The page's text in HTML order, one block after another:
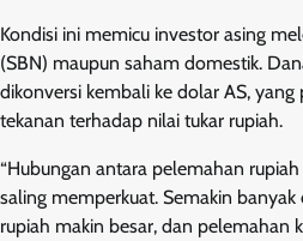
Kondisi ini memicu investor asing
(SBN) maupun saham domestik.
dikonversi kembali ke dolar AS,
tekanan terhadap nilai tukar rupiah.
“Hubungan antara pelemahan
saling memperkuat. Semakin banyak
rupiah makin besar, dan pelemahan